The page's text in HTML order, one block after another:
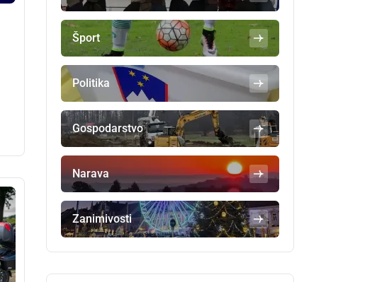
Šport
Politika
Gospodarstvo
Narava
Zanimivosti